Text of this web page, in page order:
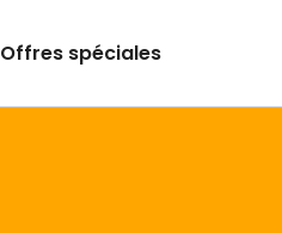
Offres spéciales